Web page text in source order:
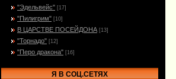
"Эдельвейс" [17]
"Пилигрим" [10]
В ЦАРСТВЕ ПОСЕЙДОНА [13]
"Торнадо" [12]
"Перо дракона" [16]
Я В СОЦ.СЕТЯХ